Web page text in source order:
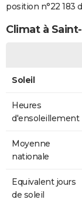
position n°22 183
Climat à
Soleil
Heures
d'ensoleillement
Moyenne
nationale
Equivalent jours
de soleil